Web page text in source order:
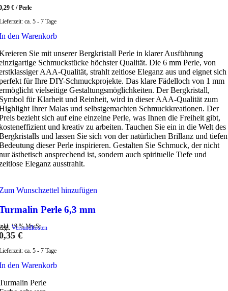
€ /Perle
ca. 5 - 7 Tage
den Warenkorb
Sie mit unserer Bergkristall Perle in klarer Ausführung
Schmuckstücke höchster Qualität. Die 6 mm Perle, von
AAA-Qualität, strahlt zeitlose Eleganz aus und eignet sich
für Ihre DIY-Schmuckprojekte. Das klare Fädelloch von 1 mm
vielseitige Gestaltungsmöglichkeiten. Der Bergkristall,
für Klarheit und Reinheit, wird in dieser AAA-Qualität zum
Ihrer Malas und selbstgemachten Schmuckkreationen. Der
bezieht sich auf eine einzelne Perle, was Ihnen die Freiheit gibt,
und kreativ zu arbeiten. Tauchen Sie ein in die Welt des
und lassen Sie sich von der natürlichen Brillanz und tiefen
dieser Perle inspirieren. Gestalten Sie Schmuck, der nicht
ästhetisch ansprechend ist, sondern auch spirituelle Tiefe und
Eleganz ausstrahlt.
Wunschzettel hinzufügen
Perle 6,3 mm
19 % MwSt.
Versandkosten
€
ca. 5 - 7 Tage
den Warenkorb
Perle